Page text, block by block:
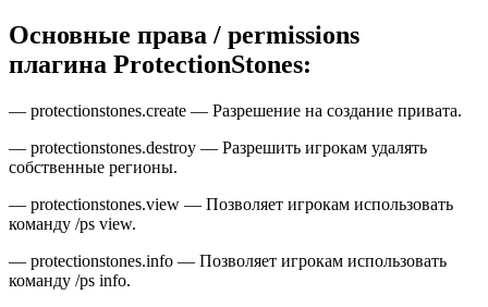
Основные права / permissions
плагина ProtectionStones:
— protectionstones.create — Разрешение на создание привата.
— protectionstones.destroy — Разрешить игрокам удалять
собственные регионы.
— protectionstones.view — Позволяет игрокам использовать
команду /ps view.
— protectionstones.info — Позволяет игрокам использовать
команду /ps info.